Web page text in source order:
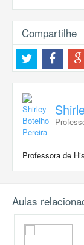
Compartilhe
Professora de
Aulas